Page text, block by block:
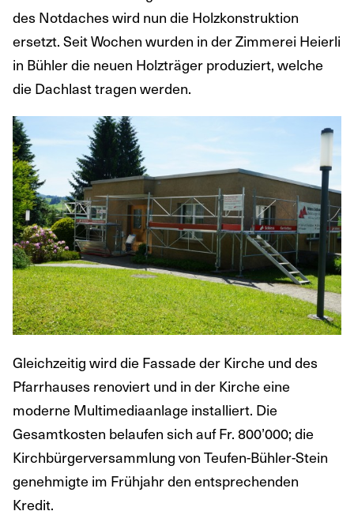
des Notdaches wird nun die Holzkonstruktion
ersetzt. Seit Wochen wurden in der Zimmerei Heierli
in Bühler die neuen Holzträger produziert, welche
die Dachlast tragen werden.
Gleichzeitig wird die Fassade der Kirche und des
Pfarrhauses renoviert und in der Kirche eine
moderne Multimediaanlage installiert. Die
Gesamtkosten belaufen sich auf Fr. 800’000; die
Kirchbürgerversammlung von Teufen-Bühler-Stein
genehmigte im Frühjahr den entsprechenden
Kredit.